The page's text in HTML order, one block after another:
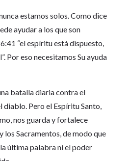
estamos solos. Como dice
ayudar a los que son
“el espíritu está dispuesto,
Por eso necesitamos Su ayuda
batalla diaria contra el
diablo. Pero el Espíritu Santo,
nos guarda y fortalece
los Sacramentos, de modo que
última palabra ni el poder